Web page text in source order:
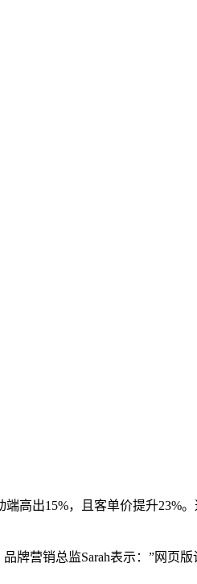
高出15%，且客单价提升23%
牌营销总监Sarah表示：”网页